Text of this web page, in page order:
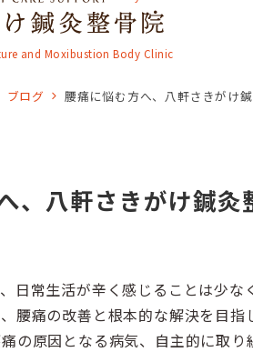
and Moxibustion Body Clinic
ブログ 腰痛に悩む方へ、八軒さきがけ
、八軒さきがけ鍼
日常生活が辛く感じることは少
腰痛の改善と根本的な解決を目
の原因となる病気、自主的に取